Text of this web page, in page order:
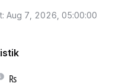
Aug 7, 2026, 05:00:00